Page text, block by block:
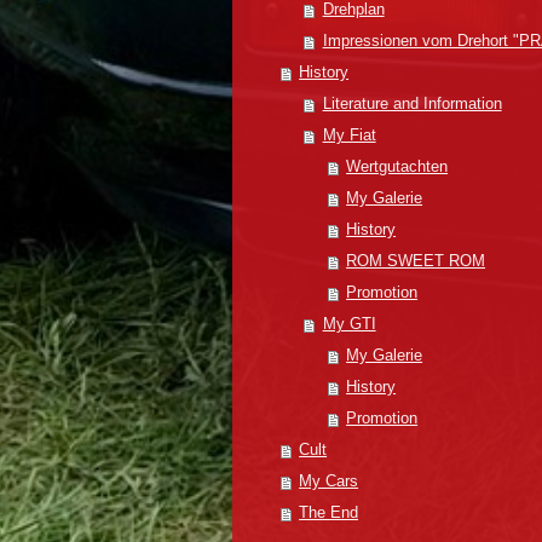
Drehplan
Impressionen vom Drehort
History
Literature and Information
My Fiat
Wertgutachten
My Galerie
History
ROM SWEET ROM
Promotion
My GTI
My Galerie
History
Promotion
Cult
My Cars
The End